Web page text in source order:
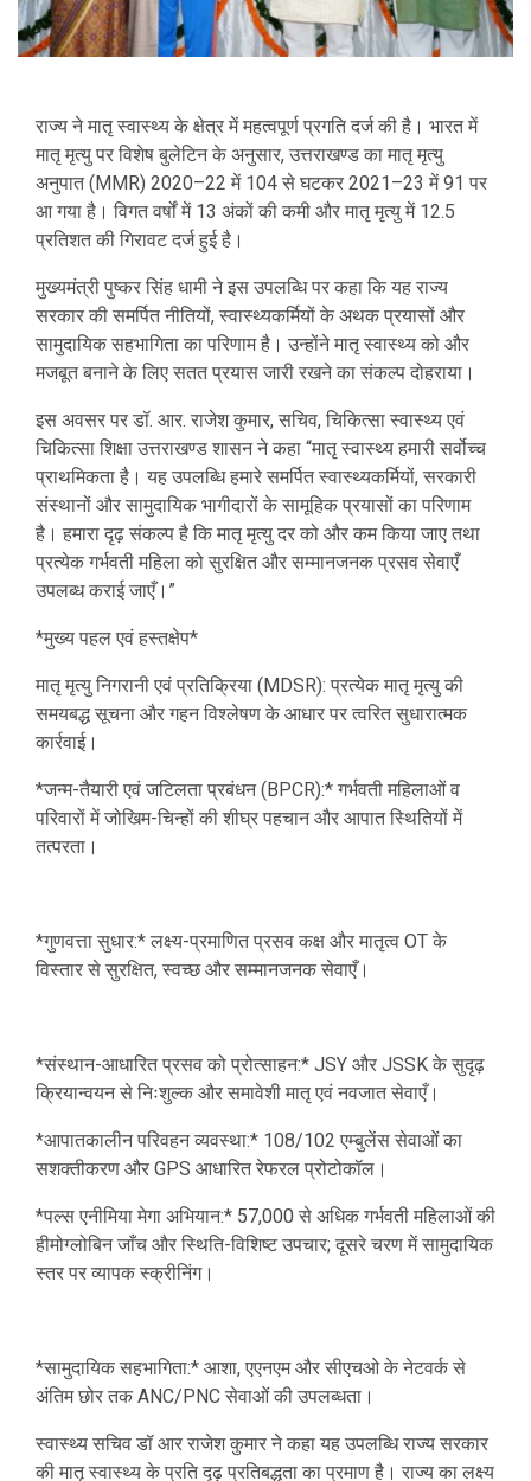
राज्य ने मातृ स्वास्थ्य के क्षेत्र में महत्वपूर्ण प्रगति दर्ज की है। भारत में
मातृ मृत्यु पर विशेष बुलेटिन के अनुसार, उत्तराखण्ड का मातृ मृत्यु
अनुपात (MMR) 2020–22 में 104 से घटकर 2021–23 में 91 पर
आ गया है। विगत वर्षों में 13 अंकों की कमी और मातृ मृत्यु में 12.5
प्रतिशत की गिरावट दर्ज हुई है।
मुख्यमंत्री पुष्कर सिंह धामी ने इस उपलब्धि पर कहा कि यह राज्य
सरकार की समर्पित नीतियों, स्वास्थ्यकर्मियों के अथक प्रयासों और
सामुदायिक सहभागिता का परिणाम है। उन्होंने मातृ स्वास्थ्य को और
मजबूत बनाने के लिए सतत प्रयास जारी रखने का संकल्प दोहराया।
इस अवसर पर डॉ. आर. राजेश कुमार, सचिव, चिकित्सा स्वास्थ्य एवं
चिकित्सा शिक्षा उत्तराखण्ड शासन ने कहा “मातृ स्वास्थ्य हमारी सर्वोच्च
प्राथमिकता है। यह उपलब्धि हमारे समर्पित स्वास्थ्यकर्मियों, सरकारी
संस्थानों और सामुदायिक भागीदारों के सामूहिक प्रयासों का परिणाम
है। हमारा दृढ़ संकल्प है कि मातृ मृत्यु दर को और कम किया जाए तथा
प्रत्येक गर्भवती महिला को सुरक्षित और सम्मानजनक प्रसव सेवाएँ
उपलब्ध कराई जाएँ।”
*मुख्य पहल एवं हस्तक्षेप*
मातृ मृत्यु निगरानी एवं प्रतिक्रिया (MDSR): प्रत्येक मातृ मृत्यु की
समयबद्ध सूचना और गहन विश्लेषण के आधार पर त्वरित सुधारात्मक
कार्रवाई।
*जन्म-तैयारी एवं जटिलता प्रबंधन (BPCR):* गर्भवती महिलाओं व
परिवारों में जोखिम-चिन्हों की शीघ्र पहचान और आपात स्थितियों में
तत्परता।
*गुणवत्ता सुधार:* लक्ष्य-प्रमाणित प्रसव कक्ष और मातृत्व OT के
विस्तार से सुरक्षित, स्वच्छ और सम्मानजनक सेवाएँ।
*संस्थान-आधारित प्रसव को प्रोत्साहन:* JSY और JSSK के सुदृढ़
क्रियान्वयन से निःशुल्क और समावेशी मातृ एवं नवजात सेवाएँ।
*आपातकालीन परिवहन व्यवस्था:* 108/102 एम्बुलेंस सेवाओं का
सशक्तीकरण और GPS आधारित रेफरल प्रोटोकॉल।
*पल्स एनीमिया मेगा अभियान:* 57,000 से अधिक गर्भवती महिलाओं की
हीमोग्लोबिन जाँच और स्थिति-विशिष्ट उपचार; दूसरे चरण में सामुदायिक
स्तर पर व्यापक स्क्रीनिंग।
*सामुदायिक सहभागिता:* आशा, एएनएम और सीएचओ के नेटवर्क से
अंतिम छोर तक ANC/PNC सेवाओं की उपलब्धता।
स्वास्थ्य सचिव डॉ आर राजेश कुमार ने कहा यह उपलब्धि राज्य सरकार
की मातृ स्वास्थ्य के प्रति दृढ़ प्रतिबद्धता का प्रमाण है। राज्य का लक्ष्य